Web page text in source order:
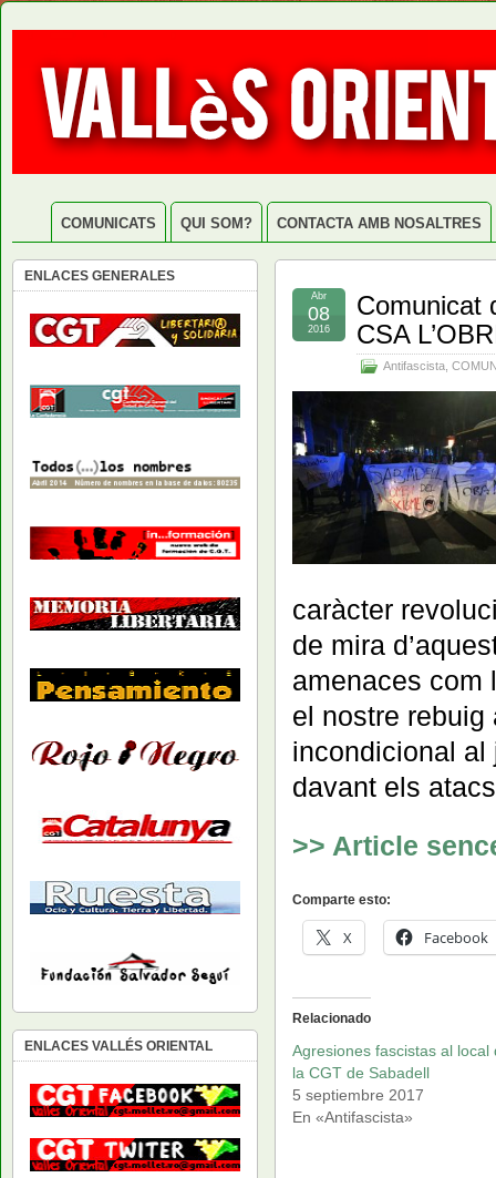
COMUNICATS QUI SOM? CONTACTA AMB NOSALTRES
Comunicat
CSA
Antifascista
Abr
08
2016
caràcter
de mira
amenaces com
el nostre
incondicional al
davant els
>> Article
Comparte esto:
X Facebook
Relacionado
Agresiones fascistas al local
la CGT de Sabadell
5 septiembre 2017
En «Antifascista»
ENLACES GENERALES
ENLACES VALLÉS ORIENTAL